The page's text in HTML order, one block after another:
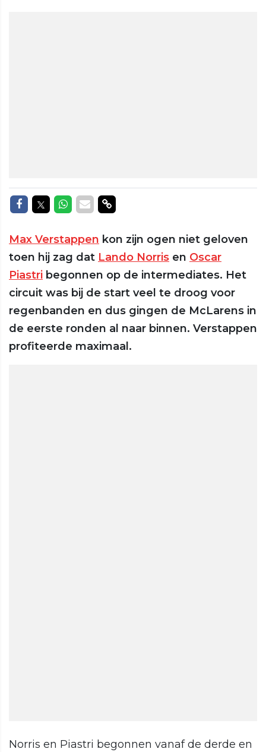
Delen op Facebook
Delen op Twitter
Delen op Whatsapp
Delen via Mail
Delen via link
Max Verstappen kon zijn ogen niet geloven
toen hij zag dat Lando Norris en Oscar
Piastri begonnen op de intermediates. Het
circuit was bij de start veel te droog voor
regenbanden en dus gingen de McLarens in
de eerste ronden al naar binnen. Verstappen
profiteerde maximaal.
Norris en Piastri begonnen vanaf de derde en